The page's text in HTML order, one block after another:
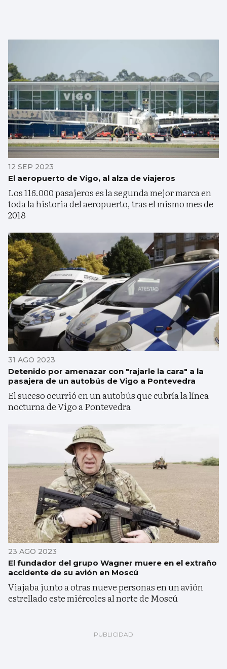
12 SEP 2023
El aeropuerto de Vigo, al alza de viajeros
Los 116.000 pasajeros es la segunda mejor marca en
toda la historia del aeropuerto, tras el mismo mes de
2018
31 AGO 2023
Detenido por amenazar con "rajarle la cara" a la
pasajera de un autobús de Vigo a Pontevedra
El suceso ocurrió en un autobús que cubría la línea
nocturna de Vigo a Pontevedra
23 AGO 2023
El fundador del grupo Wagner muere en el extraño
accidente de su avión en Moscú
Viajaba junto a otras nueve personas en un avión
estrellado este miércoles al norte de Moscú